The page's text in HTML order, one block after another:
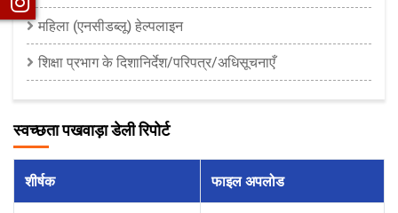
महिला (एनसीडब्लू) हेल्पलाइन
शिक्षा प्रभाग के दिशानिर्देश/परिपत्र/अधिसूचनाएँ
स्वच्छता पखवाड़ा डेली रिपोर्ट
शीर्षक फाइल अपलोड